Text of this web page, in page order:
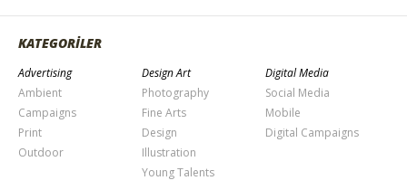
KATEGORİLER
Advertising
Ambient
Campaigns
Print
Outdoor
Design Art
Photography
Fine Arts
Design
Illustration
Young Talents
Digital Media
Social Media
Mobile
Digital Campaigns